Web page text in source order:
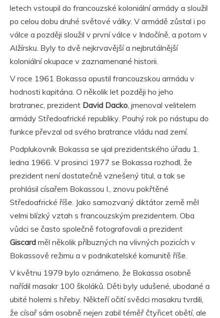
letech vstoupil do francouzské koloniální armády a sloužil
po celou dobu druhé světové války. V armádě zůstal i po
válce a později sloužil v první válce v Indočíně, a potom v
Alžírsku. Byly to dvě nejkrvavější a nejbrutálnější
koloniální okupace v zaznamenané historii.
V roce 1961 Bokassa opustil francouzskou armádu v
hodnosti kapitána. O několik let později ho jeho
bratranec, prezident David Dacko , jmenoval velitelem
armády Středoafrické republiky. Pouhý rok po nástupu do
funkce převzal od svého bratrance vládu nad zemí.
Podplukovník Bokassa se ujal prezidentského úřadu 1.
ledna 1966. V prosinci 1977 se Bokassa rozhodl, že
prezident není dostatečně vznešený titul, a tak se
prohlásil císařem Bokassou I., znovu pokřtěné
Středoafrické říše. Jako samozvaný diktátor země měl
velmi blízký vztah s francouzským prezidentem. Oba
vůdci se často společně fotografovali a prezident
Giscard měl několik příbuzných na vlivných pozicích v
Bokassově režimu a v podnikatelské komunitě říše.
V květnu 1979 bylo oznámeno, že Bokassa osobně
nařídil masakr 100 školáků. Děti byly udušené, ubodané a
ubité holemi s hřeby. Někteří očití svědci masakru tvrdili,
že císař sám osobně nejen zabil téměř čtyřicet obětí, ale